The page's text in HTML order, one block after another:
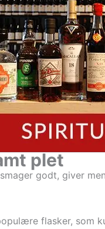
plet
godt, giver
flasker, som